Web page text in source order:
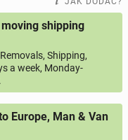
shipping
Shipping,
a week, Monday-
Europe, Man & Van